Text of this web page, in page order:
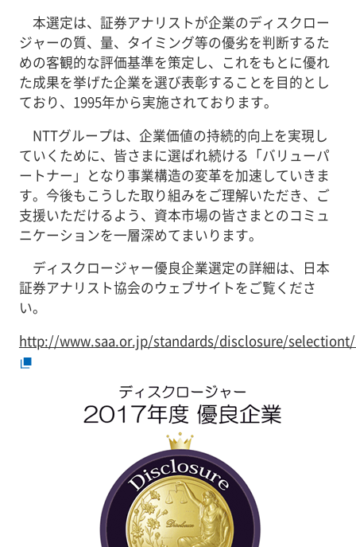
本選定は、証券アナリストが企業のディスクロー
ジャーの質、量、タイミング等の優劣を判断するた
めの客観的な評価基準を策定し、これをもとに優れ
た成果を挙げた企業を選び表彰することを目的とし
ており、1995年から実施されております。
NTTグループは、企業価値の持続的向上を実現し
ていくために、皆さまに選ばれ続ける「バリューパ
ートナー」となり事業構造の変革を加速していきま
す。今後もこうした取り組みをご理解いただき、ご
支援いただけるよう、資本市場の皆さまとのコミュ
ニケーションを一層深めてまいります。
ディスクロージャー優良企業選定の詳細は、日本
証券アナリスト協会のウェブサイトをご覧くださ
い。
http://www.saa.or.jp/standards/disclosure/